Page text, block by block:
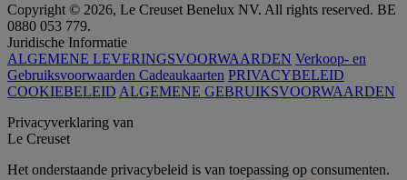
Copyright © 2026, Le Creuset Benelux NV. All rights reserved. BE
0880 053 779.
Juridische Informatie
ALGEMENE LEVERINGSVOORWAARDEN Verkoop- en
Gebruiksvoorwaarden Cadeaukaarten PRIVACYBELEID
COOKIEBELEID ALGEMENE GEBRUIKSVOORWAARDEN
Privacyverklaring van
Le Creuset
Het onderstaande privacybeleid is van toepassing op consumenten.